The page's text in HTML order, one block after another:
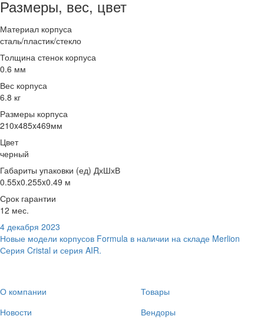
Размеры, вес, цвет
Материал корпуса
сталь/пластик/стекло
Толщина стенок корпуса
0.6 мм
Вес корпуса
6.8 кг
Размеры корпуса
210x485x469мм
Цвет
черный
Габариты упаковки (ед) ДхШхВ
0.55x0.255x0.49 м
Срок гарантии
12 мес.
4 декабря 2023
Новые модели корпусов Formula в наличии на складе Merlion
Серия Cristal и серия AIR.
О компании
Новости
Товары
Вендоры